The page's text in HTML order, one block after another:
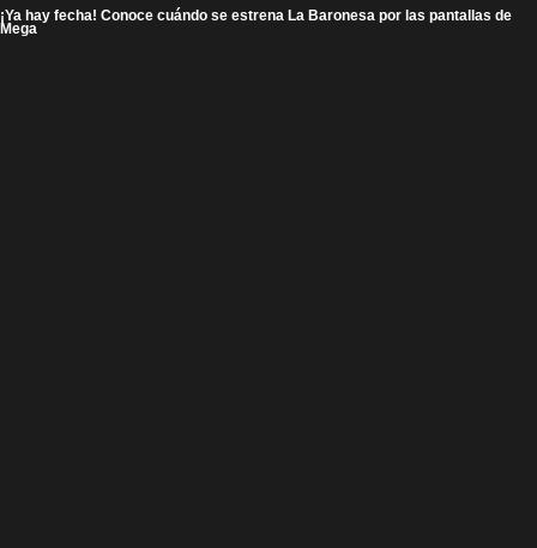
¡Ya hay fecha! Conoce cuándo se estrena La Baronesa por las pantallas de
Mega